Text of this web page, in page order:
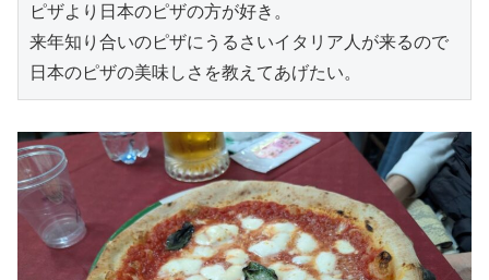
ピザより日本のピザの方が好き。
来年知り合いのピザにうるさいイタリア人が来るので
日本のピザの美味しさを教えてあげたい。